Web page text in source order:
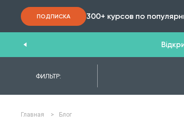
ПОДПИСКА 300+ курсов по
ФИЛЬТР:
Главная > Блог